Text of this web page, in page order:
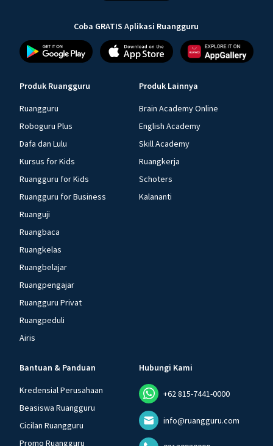
Coba GRATIS Aplikasi Ruangguru
Produk Ruangguru
Ruangguru
Roboguru Plus
Dafa dan Lulu
Kursus for Kids
Ruangguru for Kids
Ruangguru for Business
Ruanguji
Ruangbaca
Ruangkelas
Ruangbelajar
Ruangpengajar
Ruangguru Privat
Ruangpeduli
Airis
Produk Lainnya
Brain Academy Online
English Academy
Skill Academy
Ruangkerja
Schoters
Kalananti
Bantuan & Panduan
Kredensial Perusahaan
Beasiswa Ruangguru
Cicilan Ruangguru
Promo Ruangguru
Hubungi Kami
+62 815-7441-0000
info@ruangguru.com